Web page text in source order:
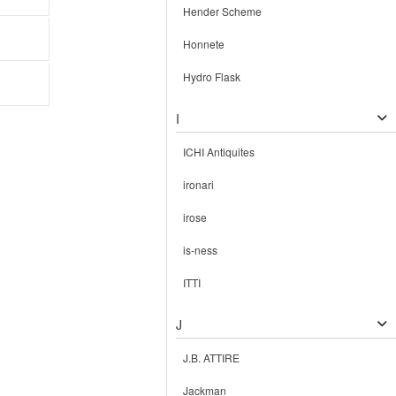
Hender Scheme
Honnete
Hydro Flask
I
ICHI Antiquites
ironari
irose
is-ness
ITTI
J
J.B. ATTIRE
Jackman